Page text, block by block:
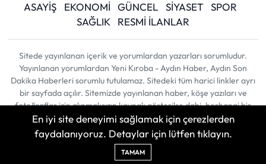
ASAYİŞ EKONOMİ GÜNCEL SİYASET
SPOR
SAĞLIK
RESMİ İLANLAR
Sitede yayınlanan içerik ve yorumlardan yazarları sorumludur.
Yayınlanan yorumlardan Yeni Kıroba - Aydın Haber, Aydın Son
Dakika Haberleri sorumlu tutulamaz. Sitedeki tüm harici linkler ayrı
bir sayfada açılır. Sitemizde yayınlanan haber, köşe yazıları ve
fotoğraflar izin alınmaksızın kaynak gösterilse dahi, herhangi bir
ortamda kullanılamaz ve yayınlanamaz
| Copyright © 2026
En iyi site deneyimi sağlamak için çerezlerden
faydalanıyoruz. Detaylar için lütfen tıklayın.
TAMAM